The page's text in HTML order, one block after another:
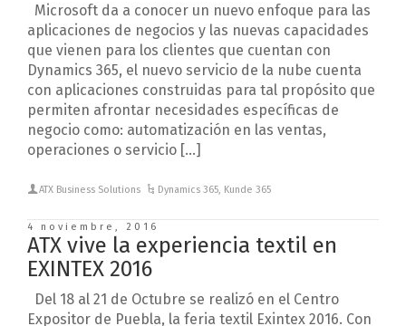
Microsoft da a conocer un nuevo enfoque para las
aplicaciones de negocios y las nuevas capacidades
que vienen para los clientes que cuentan con
Dynamics 365, el nuevo servicio de la nube cuenta
con aplicaciones construidas para tal propósito que
permiten afrontar necesidades específicas de
negocio como: automatización en las ventas,
operaciones o servicio […]
ATX Business Solutions Dynamics 365, Kunde 365
4 noviembre, 2016
ATX vive la experiencia textil en
EXINTEX 2016
Del 18 al 21 de Octubre se realizó en el Centro
Expositor de Puebla, la feria textil Exintex 2016. Con